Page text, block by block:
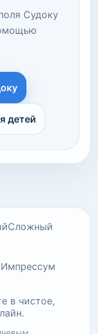
Судоку
детей
Сложный
Импрессум
в чистое,